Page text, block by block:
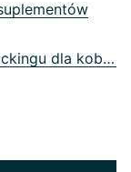
04 5 wskazówek dotyczących biohackingu dla kobiet